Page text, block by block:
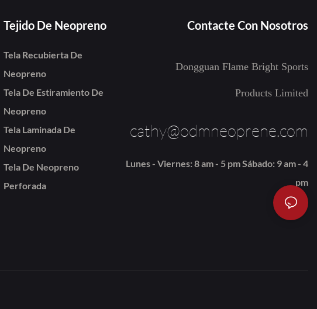
Tejido De Neopreno
Tela Recubierta De
Neopreno
Tela De Estiramiento De
Neopreno
Tela Laminada De
Neopreno
Tela De Neopreno
Perforada
Contacte Con Nosotros
Dongguan Flame Bright Sports
Products Limited
cathy@odmneoprene.com
Lunes - Viernes: 8 am - 5 pm Sábado: 9 am - 4
pm